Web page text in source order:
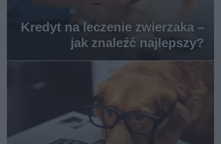
Kredyt na leczenie zwierzaka –
jak znaleźć najlepszy?